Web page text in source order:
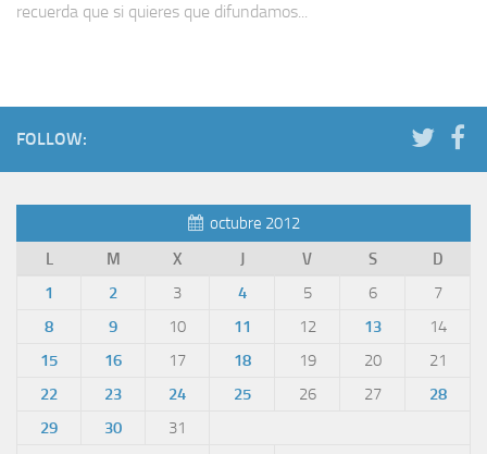
recuerda que si quieres que difundamos...
FOLLOW:
octubre 2012
L
M X J V S D
1 2 3 4 5 6
7
8
9 10 11 12 13
14
15
16 17 18 19 20
21
22
23 24 25 26 27
28
29
30 31